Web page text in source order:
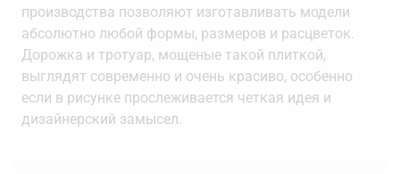
производства позволяют изготавливать модели
абсолютно любой формы, размеров и расцветок.
Дорожка и тротуар, мощеные такой плиткой,
выглядят современно и очень красиво, особенно
если в рисунке прослеживается четкая идея и
дизайнерский замысел.